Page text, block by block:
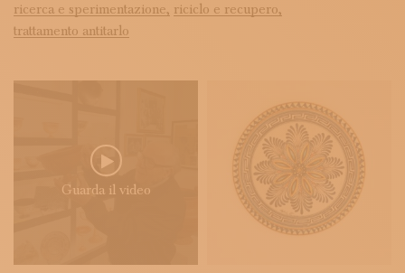
ricerca e sperimentazione, riciclo e recupero,
trattamento antitarlo
Guarda il video